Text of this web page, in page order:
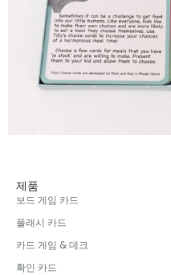
제품
보드 게임 카드
플래시 카드
카드 게임 & 데크
확인 카드